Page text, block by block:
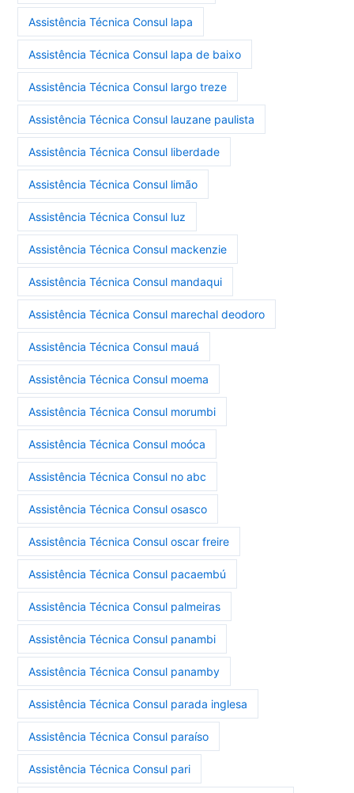
Assistência Técnica Consul lapa
Assistência Técnica Consul lapa de baixo
Assistência Técnica Consul largo treze
Assistência Técnica Consul lauzane paulista
Assistência Técnica Consul liberdade
Assistência Técnica Consul limão
Assistência Técnica Consul luz
Assistência Técnica Consul mackenzie
Assistência Técnica Consul mandaqui
Assistência Técnica Consul marechal deodoro
Assistência Técnica Consul mauá
Assistência Técnica Consul moema
Assistência Técnica Consul morumbi
Assistência Técnica Consul moóca
Assistência Técnica Consul no abc
Assistência Técnica Consul osasco
Assistência Técnica Consul oscar freire
Assistência Técnica Consul pacaembú
Assistência Técnica Consul palmeiras
Assistência Técnica Consul panambi
Assistência Técnica Consul panamby
Assistência Técnica Consul parada inglesa
Assistência Técnica Consul paraíso
Assistência Técnica Consul pari